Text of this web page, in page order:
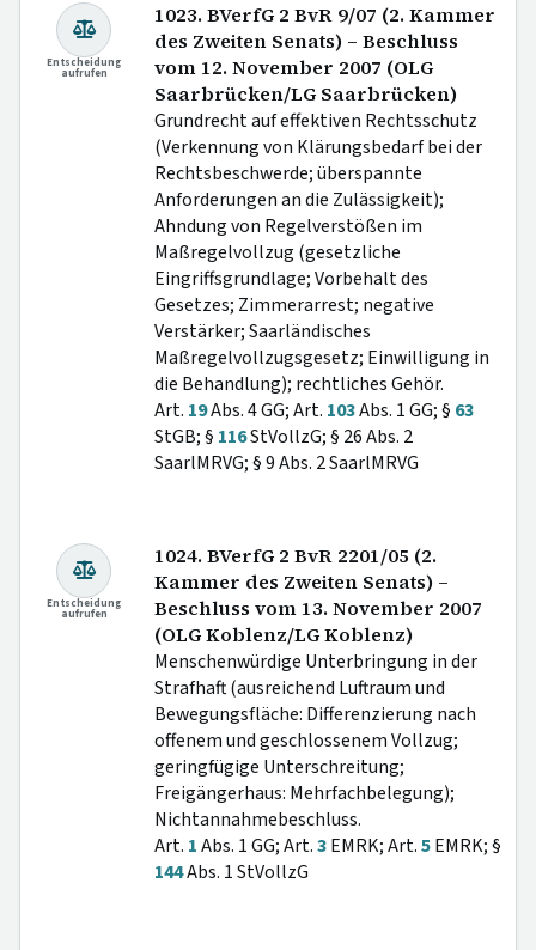
Entscheidung
aufrufen
1023. BVerfG 2 BvR 9/07 (2. Kammer
des Zweiten Senats) – Beschluss
vom 12. November 2007 (OLG
Saarbrücken/LG Saarbrücken)
Grundrecht auf effektiven Rechtsschutz
(Verkennung von Klärungsbedarf bei der
Rechtsbeschwerde; überspannte
Anforderungen an die Zulässigkeit);
Ahndung von Regelverstößen im
Maßregelvollzug (gesetzliche
Eingriffsgrundlage; Vorbehalt des
Gesetzes; Zimmerarrest; negative
Verstärker; Saarländisches
Maßregelvollzugsgesetz; Einwilligung in
die Behandlung); rechtliches Gehör.
Art. 19Abs. 4 GG; Art. 103Abs. 1 GG; § 63
StGB; § 116StVollzG; § 26 Abs. 2
SaarlMRVG; § 9 Abs. 2 SaarlMRVG
Entscheidung
aufrufen
1024. BVerfG 2 BvR 2201/05 (2.
Kammer des Zweiten Senats) –
Beschluss vom 13. November 2007
(OLG Koblenz/LG Koblenz)
Menschenwürdige Unterbringung in der
Strafhaft (ausreichend Luftraum und
Bewegungsfläche: Differenzierung nach
offenem und geschlossenem Vollzug;
geringfügige Unterschreitung;
Freigängerhaus: Mehrfachbelegung);
Nichtannahmebeschluss.
Art. 1Abs. 1 GG; Art.3EMRK; Art.5EMRK; §
144Abs. 1 StVollzG